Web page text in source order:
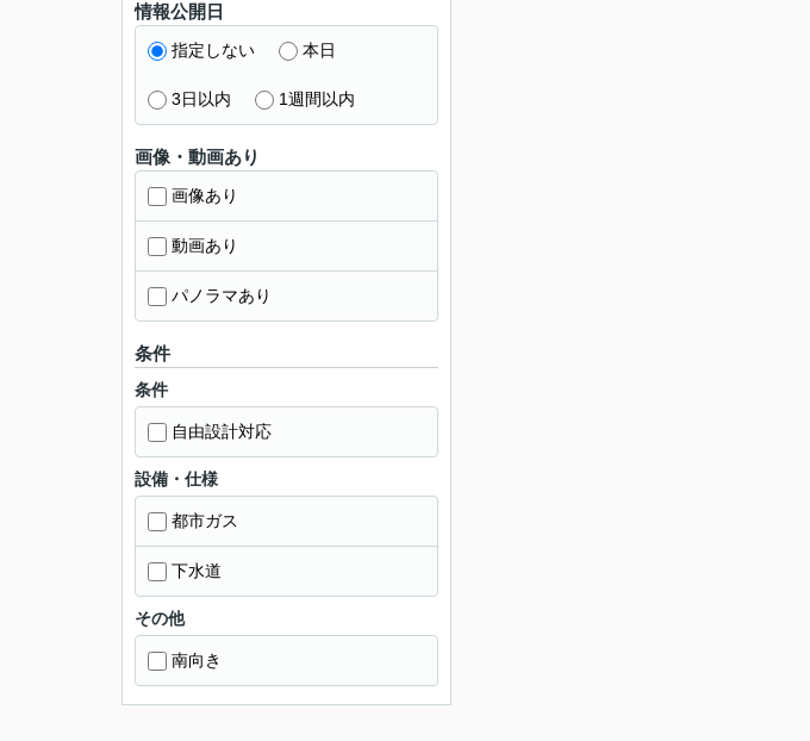
情報公開日
指定しない 本日
3日以内 1週間以内
画像・動画あり
画像あり
動画あり
パノラマあり
条件
条件
自由設計対応
設備・仕様
都市ガス
下水道
その他
南向き